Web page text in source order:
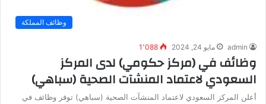
وظائف المملكة
admin مايو 24, 2024 1٬088
وظائف في (مركز حكومي) لدى المركز
السعودي لاعتماد المنشآت الصحية (سباهي)
أعلن المركز السعودي لاعتماد المنشآت الصحية (سباهي) توفر وظائف في